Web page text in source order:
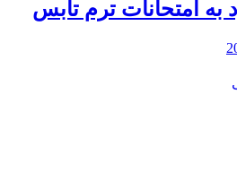
به امتحانات ترم تابس